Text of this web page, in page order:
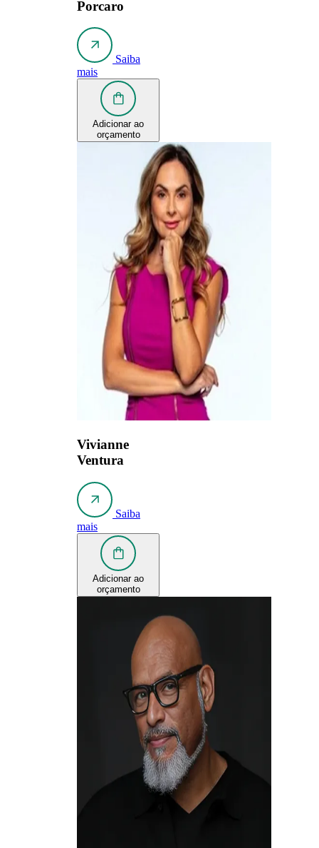
Porcaro
Saiba
mais
Adicionar ao
orçamento
Vivianne
Ventura
Saiba
mais
Adicionar ao
orçamento